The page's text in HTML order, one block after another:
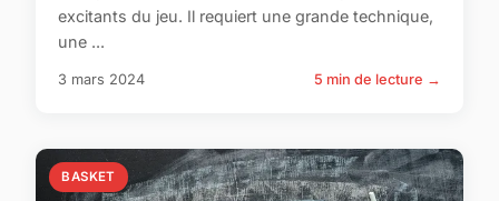
excitants du jeu. Il requiert une grande technique,
une ...
3 mars 2024 5 min de lecture →
BASKET